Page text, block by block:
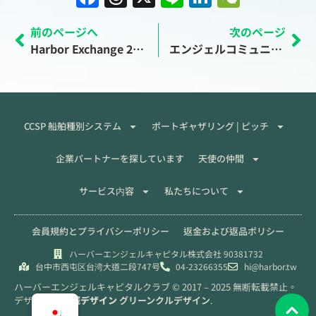
a
c
e
b
o
k
h
re
a
d
n
e
n
k
e
dI
C
h
at
前のページへ
Harbor Exchange 2024 シェアードスペース投資プロモーションを開始
次のページ
エンジェルコミュニティが日本の産業界に進出し、新たなビジネスチャンスを創出
CCSP 船舶種別システム ポートギャザリング | ピッチ
企業パートナーを探しています 天使の仲間
サービス内容 私たちについて
会員規約とプライバシーポリシー 返金および返品ポリシー
ハーバーエンジェルキャピタル株式会社 90381732
台中市西屯区台湾大道二段747号
04-23266355 hi@harbor.tw
ハーバーエンジェルキャピタルクラブ © 2017 – 2025 無断転載禁止。
デザイン：
青城デザイン グリーンクルデザイン.